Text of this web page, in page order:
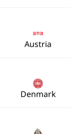
Austria
Denmark